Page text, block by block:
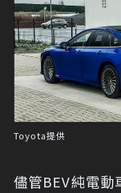
Toyota提供
儘管BEV純電